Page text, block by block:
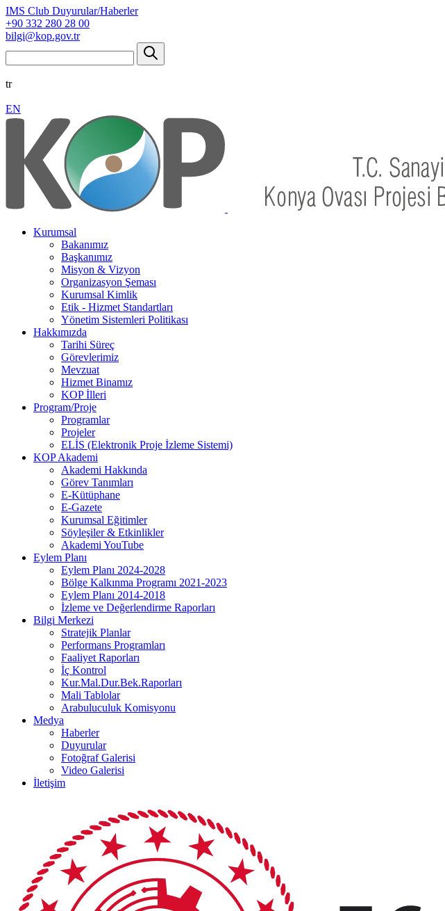
IMS Club Duyurular/Haberler
+90 332 280 28 00
bilgi@kop.gov.tr
tr
EN
Kurumsal
Bakanımız
Başkanımız
Misyon & Vizyon
Organizasyon Şeması
Kurumsal Kimlik
Etik - Hizmet Standartları
Yönetim Sistemleri Politikası
Hakkımızda
Tarihi Süreç
Görevlerimiz
Mevzuat
Hizmet Binamız
KOP İlleri
Program/Proje
Programlar
Projeler
ELİS (Elektronik Proje İzleme Sistemi)
KOP Akademi
Akademi Hakkında
Görev Tanımları
E-Kütüphane
E-Gazete
Kurumsal Eğitimler
Söyleşiler & Etkinlikler
Akademi YouTube
Eylem Planı
Eylem Planı 2024-2028
Bölge Kalkınma Programı 2021-2023
Eylem Planı 2014-2018
İzleme ve Değerlendirme Raporları
Bilgi Merkezi
Stratejik Planlar
Performans Programları
Faaliyet Raporları
İç Kontrol
Kur.Mal.Dur.Bek.Raporları
Mali Tablolar
Arabuluculuk Komisyonu
Medya
Haberler
Duyurular
Fotoğraf Galerisi
Video Galerisi
İletişim